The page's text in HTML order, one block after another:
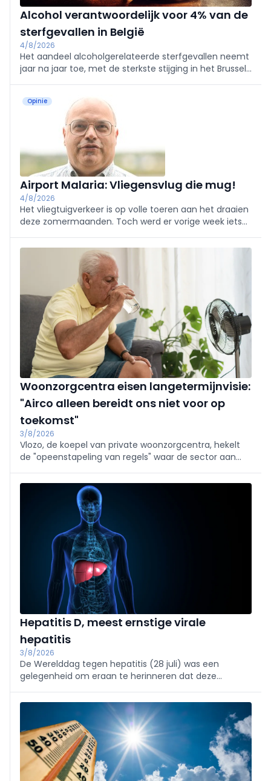
Alcohol verantwoordelijk voor 4% van de
sterfgevallen in België
4/8/2026
Het aandeel alcoholgerelateerde sterfgevallen neemt
jaar na jaar toe, met de sterkste stijging in het Brussels
Opinie
Airport Malaria: Vliegensvlug die mug!
4/8/2026
Het vliegtuigverkeer is op volle toeren aan het draaien
deze zomermaanden. Toch werd er vorige week iets
namelijk ‘Airport Malaria’ (Aviation Direct, 2026).
Woonzorgcentra eisen langetermijnvisie:
"Airco alleen bereidt ons niet voor op
toekomst"
3/8/2026
Vlozo, de koepel van private woonzorgcentra, hekelt
de "opeenstapeling van regels" waar de sector aan
de Franstalige tegenhanger Femarbel voor een
modernisering van de erkennings- en
investeringskaders.
Hepatitis D, meest ernstige virale
hepatitis
3/8/2026
De Werelddag tegen hepatitis (28 juli) was een
gelegenheid om eraan te herinneren dat deze
oorzaken is van levercirrose en leverkanker.